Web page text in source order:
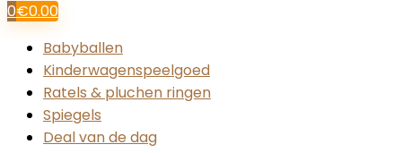
0€0.00
Babyballen
Kinderwagenspeelgoed
Ratels & pluchen ringen
Spiegels
Deal van de dag